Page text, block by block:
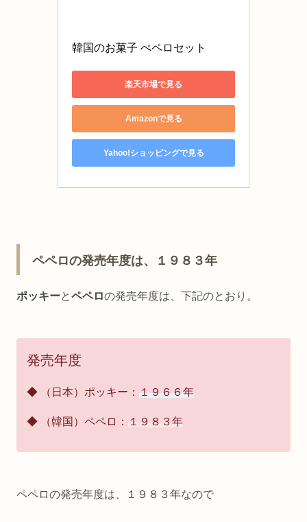
韓国のお菓子 ぺペロセット
楽天市場で見る
Amazonで見る
Yahoo!ショッピングで見る
ペペロの発売年度は、１９８３年
ポッキーとペペロの発売年度は、下記のとおり。
発売年度
◆ （日本）ポッキー： １９６６年
◆ （韓国）ペペロ： １９８３年
ペペロの発売年度は、１９８３年なので